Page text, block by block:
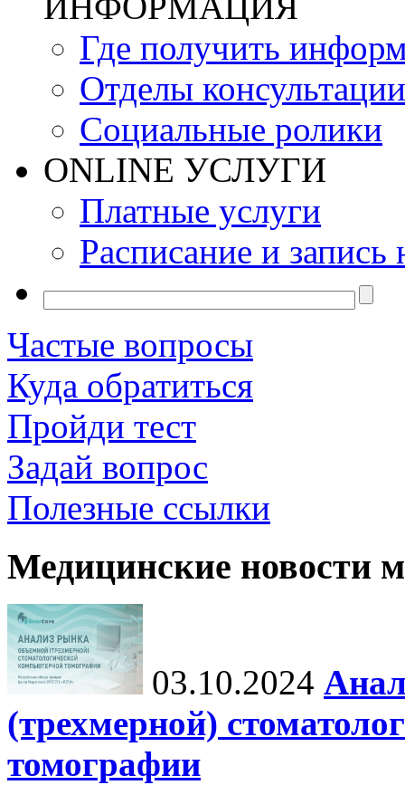
Где получить
Отделы консультации
Социальные ролики
ONLINE УСЛУГИ
Платные услуги
Расписание и запись
Частые вопросы
Куда обратиться
Пройди тест
Задай вопрос
Полезные ссылки
Медицинские новости
03.10.2024
(трехмерной)
томографии